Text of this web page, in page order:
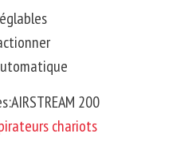
200
chariots